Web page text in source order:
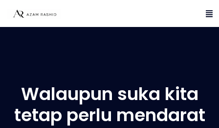
Walaupun suka kita
tetap perlu mendarat